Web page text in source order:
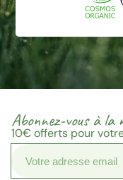
Abonnez-vous à la
10€offerts pour